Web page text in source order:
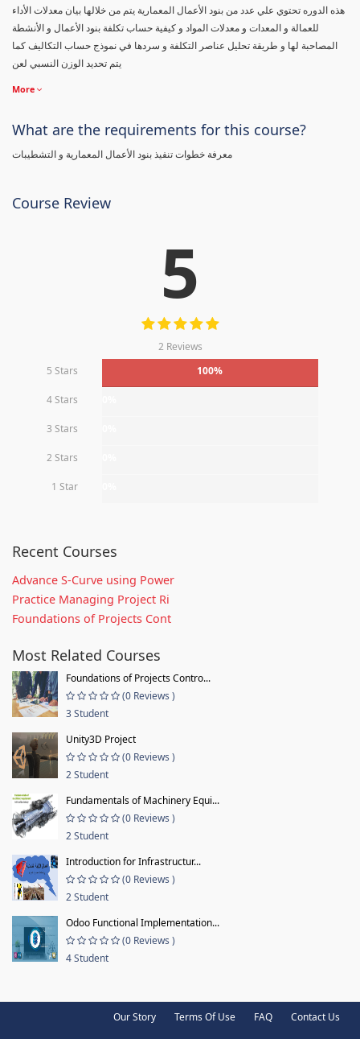
هذه الدوره تحتوي علي عدد من بنود الأعمال المعمارية يتم من خلالها بيان معدلات الأداء
للعمالة و المعدات و معدلات المواد و كيفية حساب تكلفة بنود الأعمال و الأنشطة
المصاحبة لها و طريقة تحليل عناصر التكلفة و سردها في نموذج حساب التكاليف كما
يتم تحديد الوزن النسبي لعن
More
What are the requirements for this course?
معرفة خطوات تنفيذ بنود الأعمال المعمارية و التشطيبات
Course Review
5
2 Reviews
5 Stars
100%
4 Stars
3 Stars
2 Stars
1 Star
Recent Courses
Advance S-Curve using Power
Practice Managing Project Ri
Foundations of Projects Cont
Most Related Courses
Foundations of Projects Contro...
(0 Reviews )
3 Student
Unity3D Project
(0 Reviews )
2 Student
Fundamentals of Machinery Equi...
(0 Reviews )
2 Student
Introduction for Infrastructur...
(0 Reviews )
2 Student
Odoo Functional Implementation...
(0 Reviews )
4 Student
Our Story Terms Of Use FAQ Contact Us